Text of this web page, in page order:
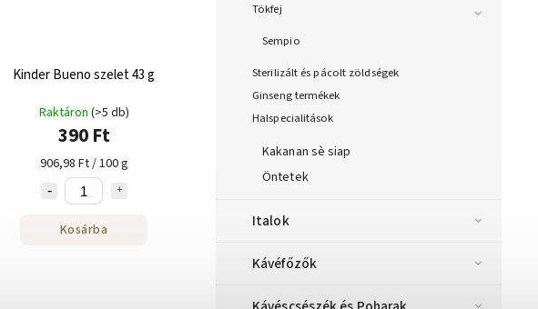
Tökfej
Sempio
Sterilizált és pácolt zöldségek
Ginseng termékek
Halspecialitások
Kakanan sè siap
Öntetek
Italok
Kávéfőzők
Kinder Bueno szelet 43 g
Raktáron (>5 db)
390 Ft
906,98 Ft / 100 g
Kosárba